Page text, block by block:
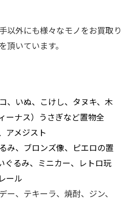
以外にも様々なモノをお買取り
頂いています。
、いぬ、こけし、タヌキ、木
ーナス）うさぎなど置物全
アメジスト
み、ブロンズ像、ピエロの置
ぐるみ、ミニカー、レトロ玩
ール
ー、テキーラ、焼酎、ジン、